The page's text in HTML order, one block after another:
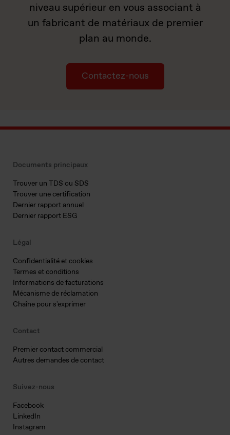
niveau supérieur en vous associant à
un fabricant de matériaux de premier
plan au monde.
Contactez-nous
Documents principaux
Trouver un TDS ou SDS
Trouver une certification
Dernier rapport annuel
Dernier rapport ESG
Légal
Confidentialité et cookies
Termes et conditions
Informations de facturations
Mécanisme de réclamation
Chaîne pour s'exprimer
Contact
Premier contact commercial
Autres demandes de contact
Suivez-nous
Facebook
LinkedIn
Instagram